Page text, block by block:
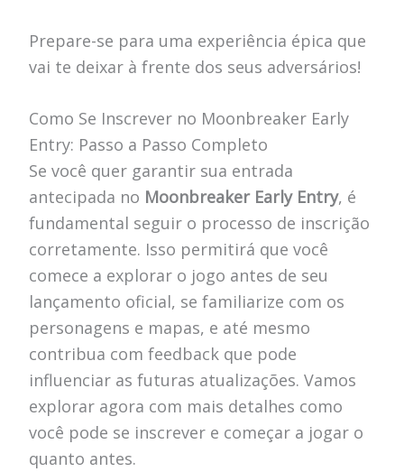
Prepare-se para uma experiência épica que
vai te deixar à frente dos seus adversários!
Como Se Inscrever no Moonbreaker Early
Entry: Passo a Passo Completo
Se você quer garantir sua entrada
antecipada no Moonbreaker Early Entry, é
fundamental seguir o processo de inscrição
corretamente. Isso permitirá que você
comece a explorar o jogo antes de seu
lançamento oficial, se familiarize com os
personagens e mapas, e até mesmo
contribua com feedback que pode
influenciar as futuras atualizações. Vamos
explorar agora com mais detalhes como
você pode se inscrever e começar a jogar o
quanto antes.